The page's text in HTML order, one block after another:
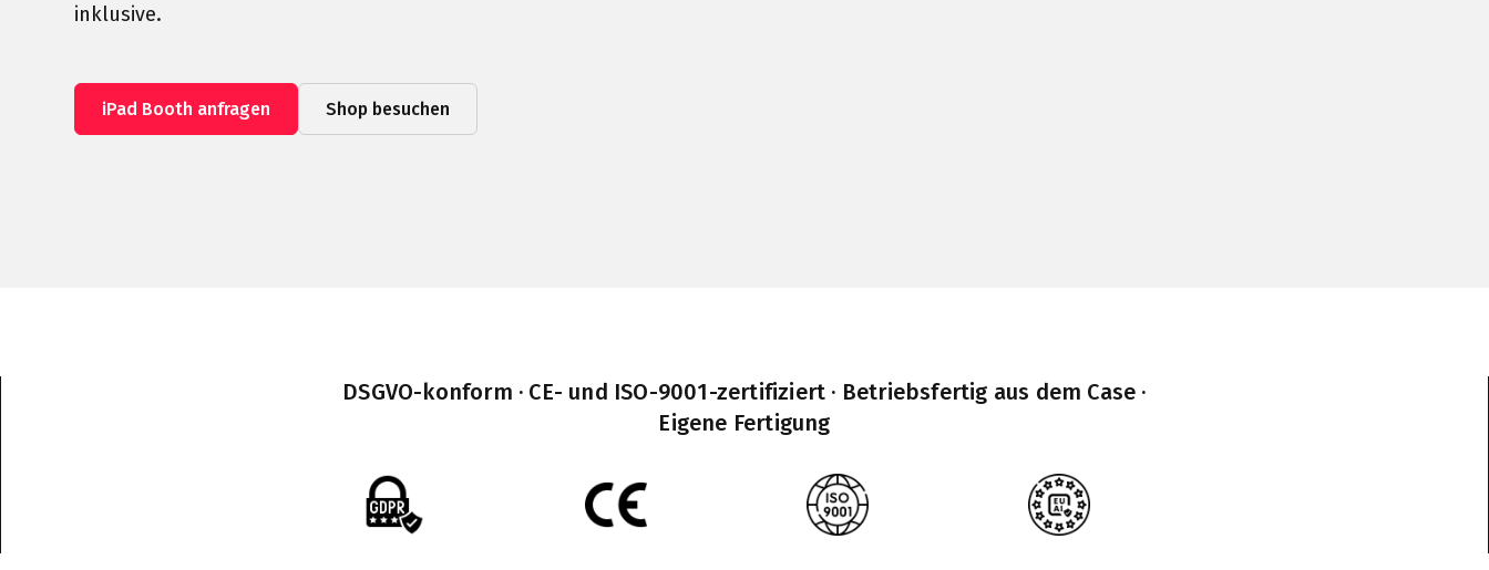
inklusive.
iPad Booth anfragen Shop besuchen
DSGVO-konform · CE- und ISO-9001-zertifiziert · Betriebsfertig aus dem Case ·
Eigene Fertigung